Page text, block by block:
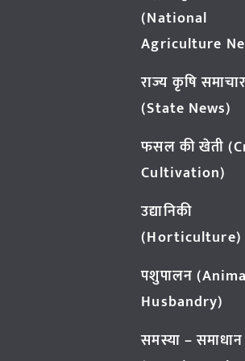
(National
Agriculture
राज्य कृषि समाचार
(State News)
फसल की खेती
Cultivation)
उद्यानिकी
(Horticulture)
पशुपालन
Husbandry)
समस्या – समाधान